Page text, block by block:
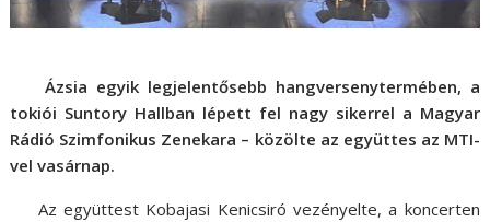
Ázsia egyik legjelentősebb hangversenytermében, a
tokiói Suntory Hallban lépett fel nagy sikerrel a Magyar
Rádió Szimfonikus Zenekara – közölte az együttes az MTI-
vel vasárnap.
Az együttest Kobajasi Kenicsiró vezényelte, a koncerten